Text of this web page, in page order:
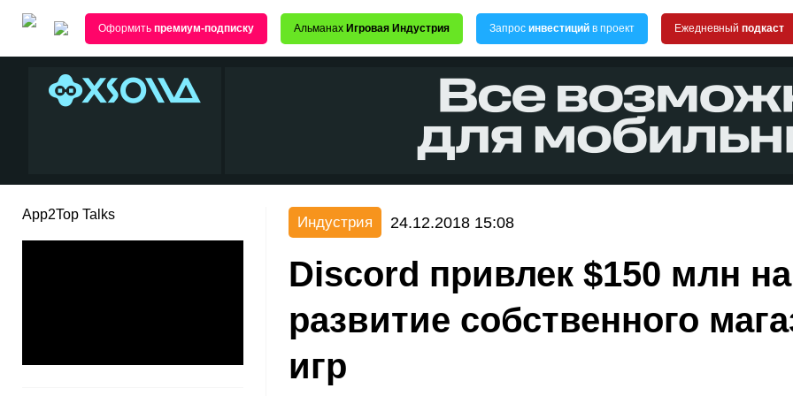
Оформить премиум-подписку Альманах Игровая Индустрия Запрос инвестиций в проект Ежедневный подкаст
App2Top Talks Индустрия 24.12.2018 15:08
Discord привлек $150 млн на
развитие собственного
игр